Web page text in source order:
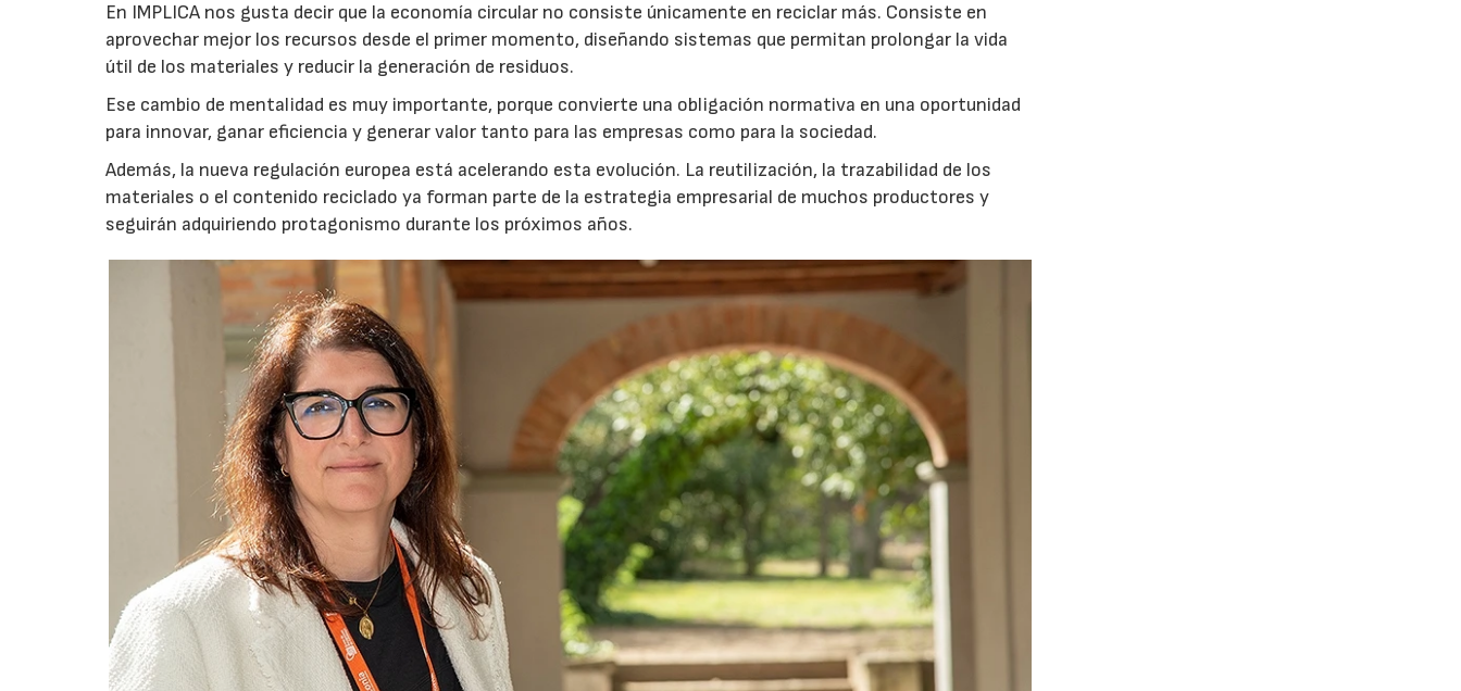
En IMPLICA nos gusta decir que la economía circular no consiste únicamente en reciclar más. Consiste en
aprovechar mejor los recursos desde el primer momento, diseñando sistemas que permitan prolongar la vida
útil de los materiales y reducir la generación de residuos.
Ese cambio de mentalidad es muy importante, porque convierte una obligación normativa en una oportunidad
para innovar, ganar eficiencia y generar valor tanto para las empresas como para la sociedad.
Además, la nueva regulación europea está acelerando esta evolución. La reutilización, la trazabilidad de los
materiales o el contenido reciclado ya forman parte de la estrategia empresarial de muchos productores y
seguirán adquiriendo protagonismo durante los próximos años.